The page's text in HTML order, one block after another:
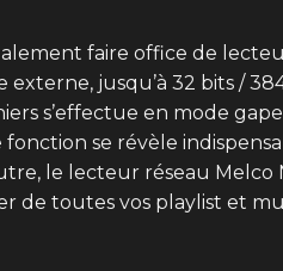
faire office de
jusqu’à 32 bits /
s’effectue en mode
se révèle
le lecteur réseau
toutes vos playlist et